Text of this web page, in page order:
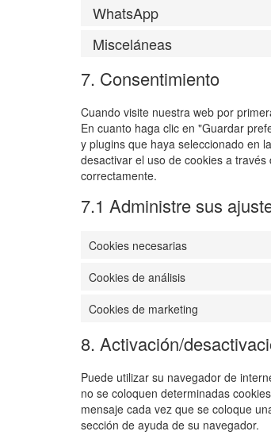
WhatsApp
Misceláneas
7. Consentimiento
Cuando visite nuestra web por
En cuanto haga clic en "Guardar
y plugins que haya seleccionado en
desactivar el uso de cookies a
correctamente.
7.1 Administre sus
Cookies necesarias
Cookies de análisis
Cookies de marketing
8. Activación/
Puede utilizar su navegador de
no se coloquen determinadas
mensaje cada vez que se coloque
sección de ayuda de su navegador.